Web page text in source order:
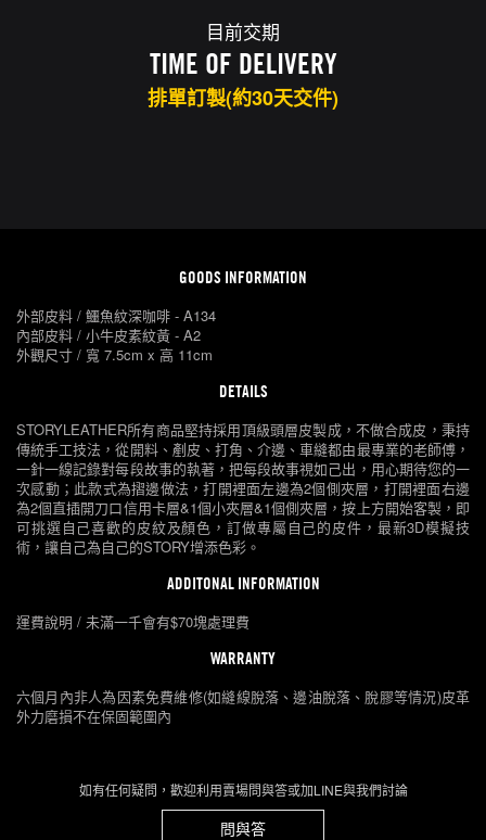
目前交期
TIME OF DELIVERY
排單訂製(約30天交件)
GOODS INFORMATION
外部皮料 / 鱷魚紋深咖啡 - A134
內部皮料 / 小牛皮素紋黃 - A2
外觀尺寸 / 寬 7.5cm x 高 11cm
DETAILS
STORYLEATHER所有商品堅持採用頂級頭層皮製成，不做合成皮，秉持
傳統手工技法，從開料、剷皮、打角、介邊、車縫都由最專業的老師傅，
一針一線記錄對每段故事的執著，把每段故事視如己出，用心期待您的一
次感動；此款式為摺邊做法，打開裡面左邊為2個側夾層，打開裡面右邊
為2個直插開刀口信用卡層&1個小夾層&1個側夾層，按上方開始客製，即
可挑選自己喜歡的皮紋及顏色，訂做專屬自己的皮件，最新3D模擬技
術，讓自己為自己的STORY增添色彩。
ADDITONAL INFORMATION
運費說明 / 未滿一千會有$70塊處理費
WARRANTY
六個月內非人為因素免費維修(如縫線脫落、邊油脫落、脫膠等情況)皮革
外力磨損不在保固範圍內
如有任何疑問，歡迎利用賣場問與答或加LINE與我們討論
問與答